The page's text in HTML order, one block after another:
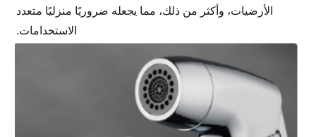
الأرضيات، وأكثر من ذلك، مما يجعله ضروريًا منزليًا متعدد
الاستخدامات.